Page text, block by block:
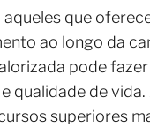
que
ao longo da
pode
qualidade de
superiores